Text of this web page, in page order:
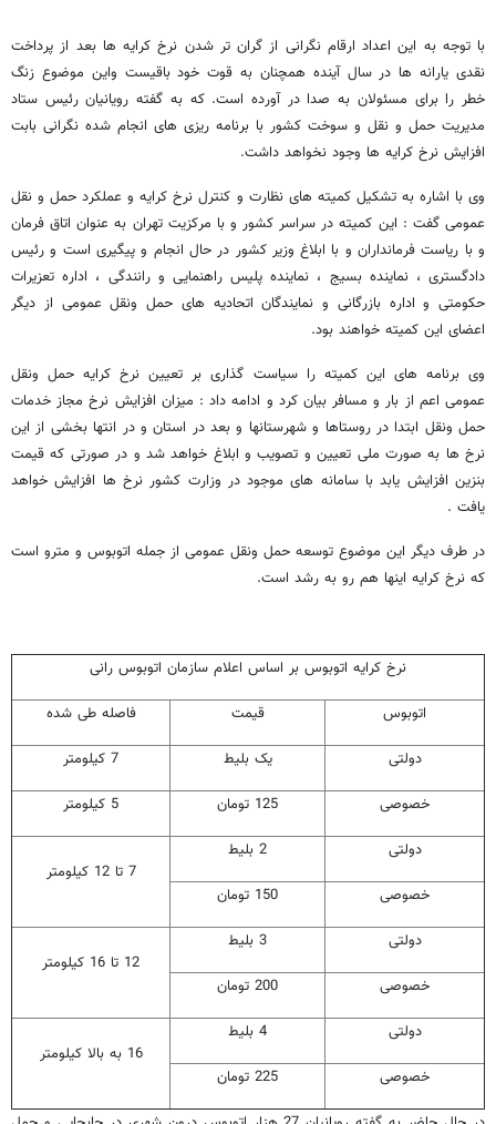
با توجه به این اعداد ارقام نگرانی از گران تر شدن نرخ کرایه ها بعد از پرداخت
نقدی یارانه ها در سال آینده همچنان به قوت خود باقیست واین موضوع زنگ
خطر را برای مسئولان به صدا در آورده است. که به گفته رویانیان رئیس ستاد
مدیریت حمل و نقل و سوخت کشور با برنامه ریزی های انجام شده نگرانی بابت
افزایش نرخ کرایه ها وجود نخواهد داشت.
وی با اشاره به تشکیل کمیته های نظارت و کنترل نرخ کرایه و عملکرد حمل و نقل
عمومی گفت : این کمیته در سراسر کشور و با مرکزیت تهران به عنوان اتاق فرمان
و با ریاست فرمانداران و با ابلاغ وزیر کشور در حال انجام و پیگیری است و رئیس
دادگستری ، نماینده بسیج ، نماینده پلیس راهنمایی و رانندگی ، اداره تعزیرات
حکومتی و اداره بازرگانی و نمایندگان اتحادیه های حمل ونقل عمومی از دیگر
اعضای این کمیته خواهند بود.
وی برنامه های این کمیته را سیاست گذاری بر تعیین نرخ کرایه حمل ونقل
عمومی اعم از بار و مسافر بیان کرد و ادامه داد : میزان افزایش نرخ مجاز خدمات
حمل ونقل ابتدا در روستاها و شهرستانها و بعد در استان و در انتها بخشی از این
نرخ ها به صورت ملی تعیین و تصویب و ابلاغ خواهد شد و در صورتی که قیمت
بنزین افزایش یابد با سامانه های موجود در وزارت کشور نرخ ها افزایش خواهد
یافت .
در طرف دیگر این موضوع توسعه حمل ونقل عمومی از جمله اتوبوس و مترو است
که نرخ کرایه اینها هم رو به رشد است.
نرخ کرایه اتوبوس بر اساس اعلام سازمان اتوبوس رانی
اتوبوس قیمت فاصله طی شده
دولتی یک بلیط 7 کیلومتر
خصوصی 125 تومان 5 کیلومتر
دولتی
2 بلیط
7 تا 12 کیلومتر
خصوصی
150 تومان
دولتی
3 بلیط
12 تا 16 کیلومتر
خصوصی
200 تومان
دولتی
4 بلیط
16 به بالا کیلومتر
خصوصی
225 تومان